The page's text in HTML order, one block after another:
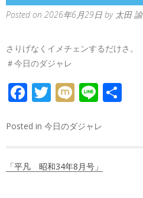
Posted on 2026年6月29日 by 太田 諭
さりげなくイメチェンするだけさ。
＃今日のダジャレ
FACEBOOK
TWITTER
MIXILINE
Posted in 今日のダジャレ
「平凡 昭和34年8月号」